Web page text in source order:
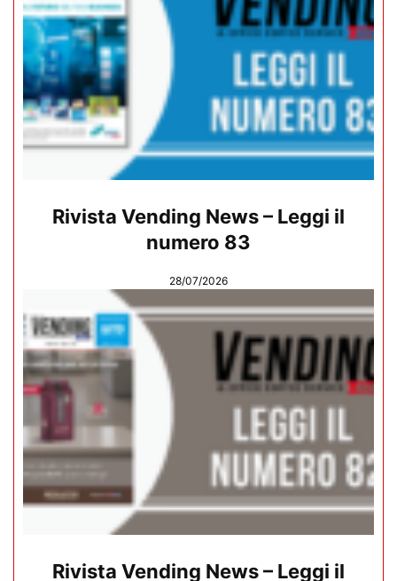
Rivista Vending News – Leggi il
numero 83
28/07/2026
Rivista Vending News – Leggi il